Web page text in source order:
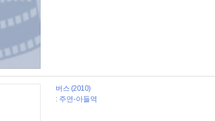
버스 (2010)
: 주연-아들역